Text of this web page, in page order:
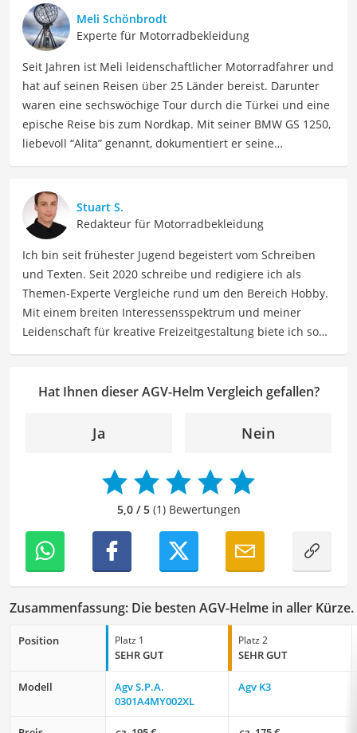
Meli Schönbrodt
Experte für Motorradbekleidung
Seit Jahren ist Meli leidenschaftlicher Motorradfahrer und
hat auf seinen Reisen über 25 Länder bereist. Darunter
waren eine sechswöchige Tour durch die Türkei und eine
epische Reise bis zum Nordkap. Mit seiner BMW GS 1250,
liebevoll “Alita” genannt, dokumentiert er seine
Kanälen auf "Kettenöl und Ravioli". Meli kennt die
Herausforderungen, die Motorradfahrer auf Reisen
erwarten, aus erster Hand, und kann fundierte
Empfehlungen geben, die nicht nur Theorie sind, sondern
in der Praxis getestet wurden. In seiner Freizeit findet er
außerdem Ausgleich beim Sport: Joggen und Marathon
Laufen und Wandern in den Bergen.
Der AGV-Helm-Vergleich ist aus unserer Sicht besonders
Stuart S.
Redakteur für Motorradbekleidung
Ich bin seit frühester Jugend begeistert vom Schreiben
und Texten. Seit 2020 schreibe und redigiere ich als
Themen-Experte Vergleiche rund um den Bereich Hobby.
Mit einem breiten Interessensspektrum und meiner
Leidenschaft für kreative Freizeitgestaltung biete ich so
Anleitungen, Produktvergleiche sowie auch Tipps, um
Interessen zu entdecken, zu vertiefen wie auch neue
Hobbys auszuprobieren.
empfehlenswert für Motorradfahrer.
Hat Ihnen dieser AGV-Helm Vergleich gefallen?
Ja Nein
5,0 / 5(1) Bewertungen
Zusammenfassung: Die besten AGV-Helme in aller Kürze.
Position Platz 1
SEHR GUT
Platz 2
SEHR GUT
Modell
Agv S.P.A.
0301A4MY002XL
Agv K3